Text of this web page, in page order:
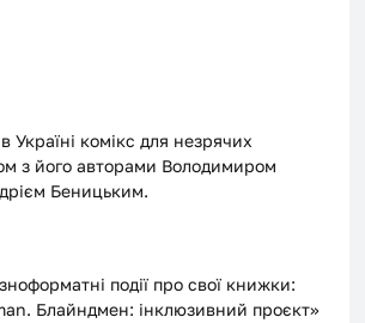
Україні комікс для незрячих
з його авторами Володимиром
Беницьким.
події про свої книжки:
Блайндмен: інклюзивний проєкт»